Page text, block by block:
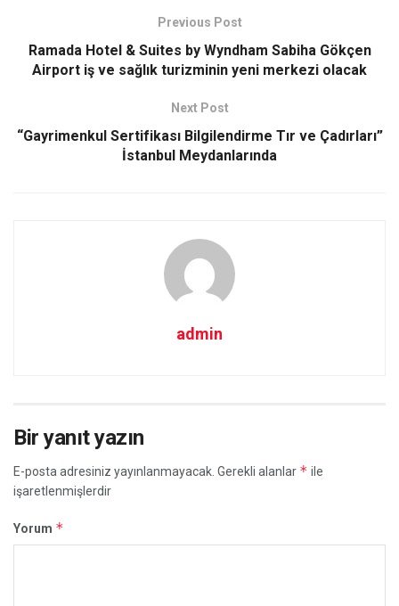
Previous Post
Ramada Hotel & Suites by Wyndham Sabiha Gökçen
Airport iş ve sağlık turizminin yeni merkezi olacak
Next Post
“Gayrimenkul Sertifikası Bilgilendirme Tır ve Çadırları”
İstanbul Meydanlarında
admin
Bir yanıt yazın
E-posta adresiniz yayınlanmayacak. Gerekli alanlar * ile
işaretlenmişlerdir
Yorum *